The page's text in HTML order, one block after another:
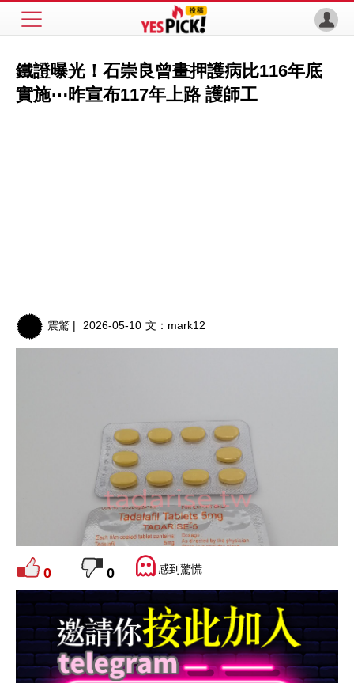
鐵證曝光！石崇良曾畫押護病比116年底
實施⋯昨宣布117年上路 護師工
震驚 | 2026-05-10 文： mark12
0 0 感到驚慌